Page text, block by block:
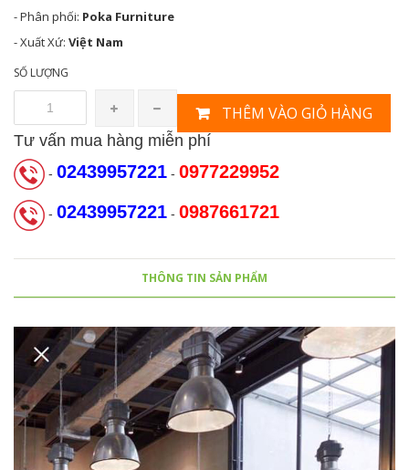
- Phân phối: Poka Furniture
- Xuất Xứ: Việt Nam
SỐ LƯỢNG
THÊM VÀO GIỎ HÀNG
Tư vấn mua hàng miễn phí
- 02439957221 - 0977229952
- 02439957221 - 0987661721
THÔNG TIN SẢN PHẨM